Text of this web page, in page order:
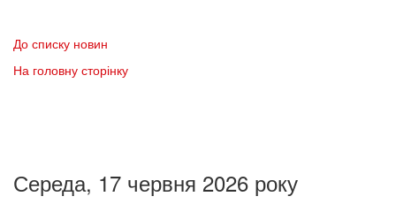
До списку новин
На головну сторінку
Середа, 17 червня 2026 року